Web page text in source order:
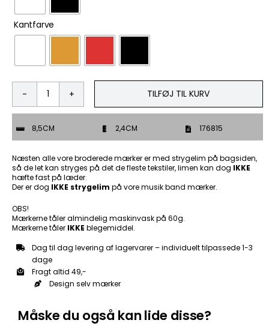
Kantfarve
Bad
Bitch
Patch
Mærke
antal
TILFØJ TIL KURV
8,5CM 2,4CM 176815
Næsten alle vore broderede mærker er med strygelim på bagsiden,
så de let kan stryges på det de fleste tekstiler, limen kan dog IKKE
hæfte fast på læder.
Der er dog IKKE strygelim på vore musik band mærker.
OBS!
Mærkerne tåler almindelig maskinvask på 60g.
Mærkerne tåler IKKE blegemiddel.
Dag til dag levering af lagervarer – individuelt tilpassede 1-3
dage
Fragt altid 49,-
Design selv mærker
Måske du også kan lide disse?